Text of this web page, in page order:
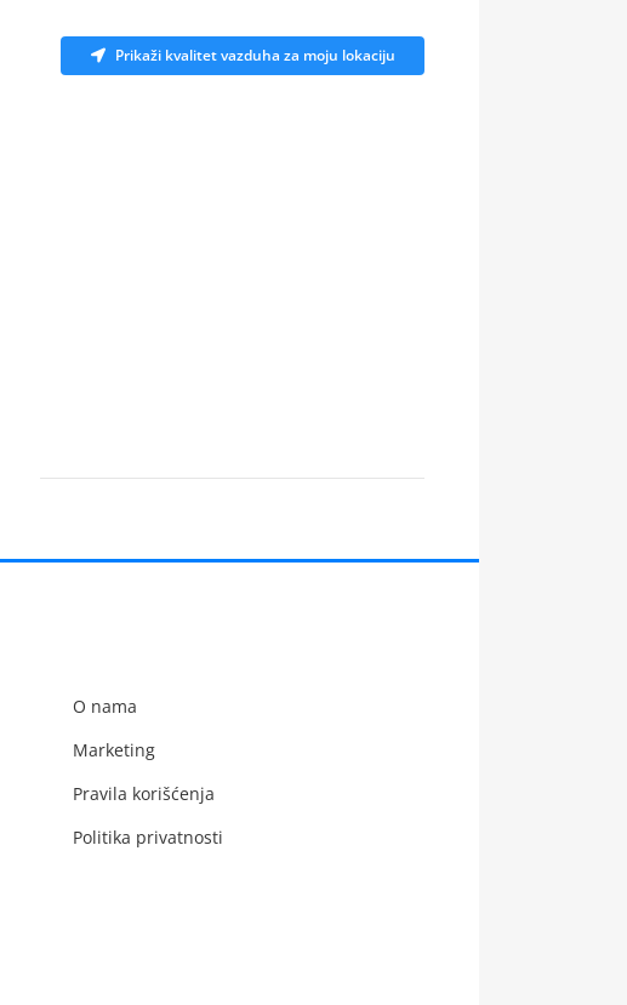
Prikaži kvalitet vazduha za moju lokaciju
O nama
Marketing
Pravila korišćenja
Politika privatnosti